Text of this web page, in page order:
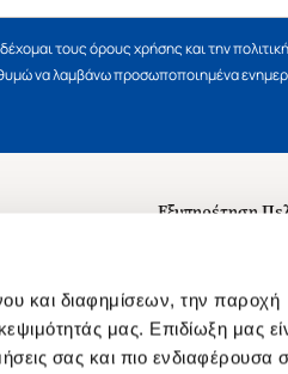
και διαφημίσεων, την παροχή
μας. Επιδίωξη μας
σας και πιο ενδιαφέρουσα
τους όρους χρήσης και την
να λαμβάνω προσωποποιημένα
Βιβλιοθήκη
Εξυπηρέτηση
B2B
Δικαίωμα